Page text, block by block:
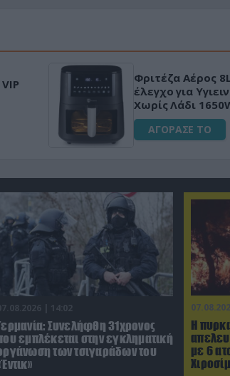
Φριτέζα Αέρος
έλεγχο για
Χωρίς Λάδι
ΑΓΟΡΑΣΕ ΤΟ
Η
με 6
| 14:02
Συνελήφθη 31χρονος
εμπλέκεται στην εγκληματική
των τσιγαράδων του